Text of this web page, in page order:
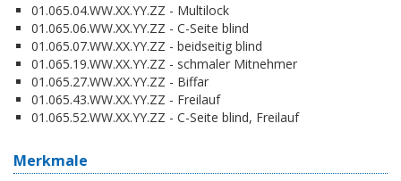
01.065.04.WW.XX.YY.ZZ - Multilock
01.065.06.WW.XX.YY.ZZ - C-Seite blind
01.065.07.WW.XX.YY.ZZ - beidseitig blind
01.065.19.WW.XX.YY.ZZ - schmaler Mitnehmer
01.065.27.WW.XX.YY.ZZ - Biffar
01.065.43.WW.XX.YY.ZZ - Freilauf
01.065.52.WW.XX.YY.ZZ - C-Seite blind, Freilauf
Merkmale